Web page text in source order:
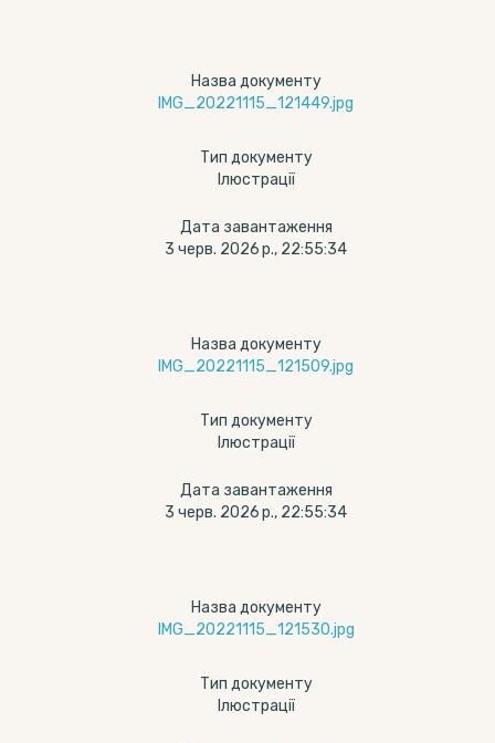
Назва документу
IMG_20221115_121449.jpg
Тип документу
Ілюстрації
Дата завантаження
3 черв. 2026 р., 22:55:34
Назва документу
IMG_20221115_121509.jpg
Тип документу
Ілюстрації
Дата завантаження
3 черв. 2026 р., 22:55:34
Назва документу
IMG_20221115_121530.jpg
Тип документу
Ілюстрації